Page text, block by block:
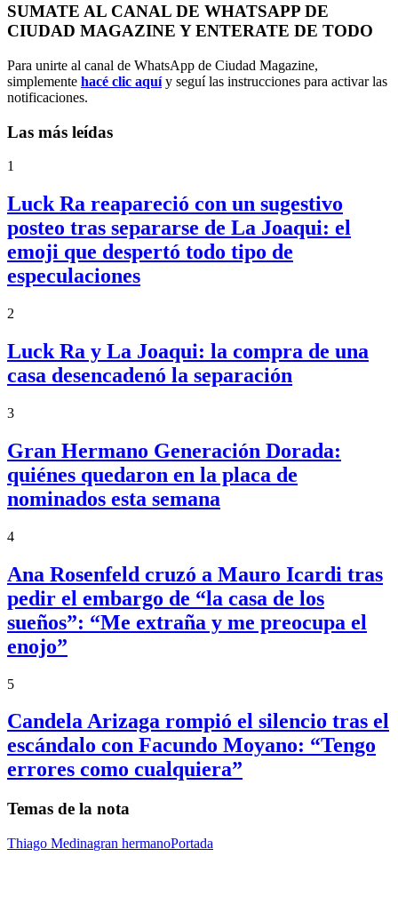
SUMATE AL CANAL DE WHATSAPP DE
CIUDAD MAGAZINE Y ENTERATE DE TODO
Para unirte al canal de WhatsApp de Ciudad Magazine,
simplemente hacé clic aquíy seguí las instrucciones para activar las
notificaciones.
Las más leídas
1
Luck Ra reapareció con un sugestivo
posteo tras separarse de La Joaqui: el
emoji que despertó todo tipo de
especulaciones
2
Luck Ra y La Joaqui: la compra de una
casa desencadenó la separación
3
Gran Hermano Generación Dorada:
quiénes quedaron en la placa de
nominados esta semana
4
Ana Rosenfeld cruzó a Mauro Icardi tras
pedir el embargo de “la casa de los
sueños”: “Me extraña y me preocupa el
enojo”
5
Candela Arizaga rompió el silencio tras el
escándalo con Facundo Moyano: “Tengo
errores como cualquiera”
Temas de la nota
Thiago Medinagran hermanoPortada